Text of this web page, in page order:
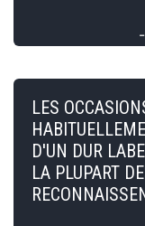
LES
D'UN DUR
LA PLUPART